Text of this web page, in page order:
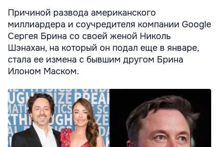
Причиной развода американского
миллиардера и соучредителя компании Google
Сергея Брина со своей женой Николь
Шэнахан, на который он подал еще в январе,
стала ее измена с бывшим другом Брина
Илоном Маском.